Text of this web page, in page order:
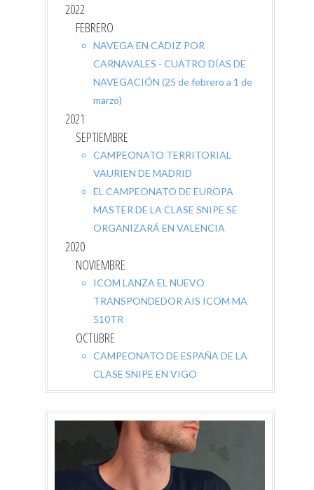
2022
FEBRERO
NAVEGA EN CÁDIZ POR
CARNAVALES - CUATRO DÍAS DE
NAVEGACIÓN (25 de febrero a 1 de
marzo)
2021
SEPTIEMBRE
CAMPEONATO TERRITORIAL
VAURIEN DE MADRID
EL CAMPEONATO DE EUROPA
MASTER DE LA CLASE SNIPE SE
ORGANIZARÁ EN VALENCIA
2020
NOVIEMBRE
ICOM LANZA EL NUEVO
TRANSPONDEDOR AIS ICOM MA
510TR
OCTUBRE
CAMPEONATO DE ESPAÑA DE LA
CLASE SNIPE EN VIGO